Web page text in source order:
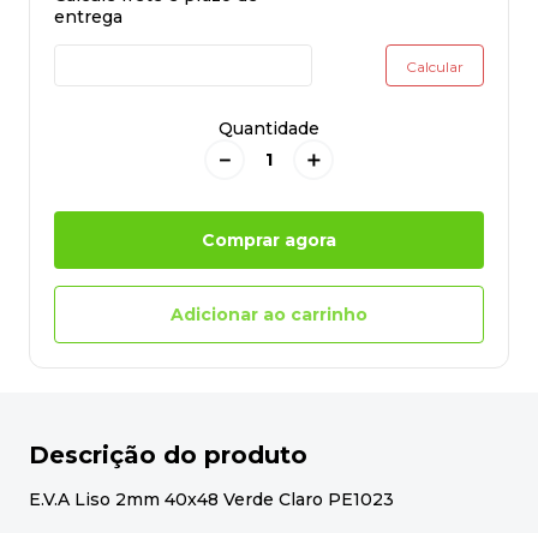
Quantidade
＋
－
Comprar agora
Adicionar ao carrinho
Descrição do produto
E.V.A Liso 2mm 40x48 Verde Claro PE1023